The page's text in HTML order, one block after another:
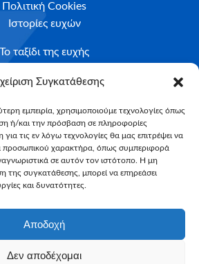
Συγκατάθεσης
εμπειρία, χρησιμοποιούμε τεχνολογίες όπως
ή/και την πρόσβαση σε πληροφορίες
τις εν λόγω τεχνολογίες θα μας επιτρέψει να
προσωπικού χαρακτήρα, όπως συμπεριφορά
σε αυτόν τον ιστότοπο. Η μη
της συγκατάθεσης, μπορεί να επηρεάσει
και δυνατότητες.
Αποδοχή
Δεν αποδέχομαι
Πολιτική Cookies
Ιστορίες ευχών
Το ταξίδι της ευχής
Καταλληλότητας
Αιτήματος
NEWSLETTER